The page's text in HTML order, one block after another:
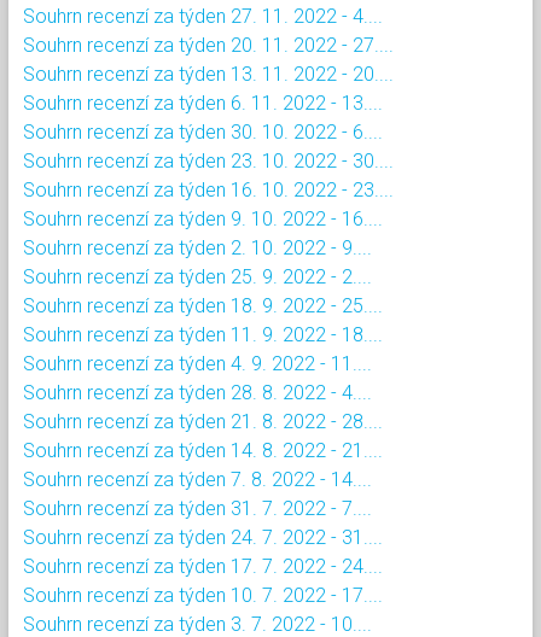
Souhrn recenzí za týden 27. 11. 2022 - 4....
Souhrn recenzí za týden 20. 11. 2022 - 27....
Souhrn recenzí za týden 13. 11. 2022 - 20....
Souhrn recenzí za týden 6. 11. 2022 - 13....
Souhrn recenzí za týden 30. 10. 2022 - 6....
Souhrn recenzí za týden 23. 10. 2022 - 30....
Souhrn recenzí za týden 16. 10. 2022 - 23....
Souhrn recenzí za týden 9. 10. 2022 - 16....
Souhrn recenzí za týden 2. 10. 2022 - 9....
Souhrn recenzí za týden 25. 9. 2022 - 2....
Souhrn recenzí za týden 18. 9. 2022 - 25....
Souhrn recenzí za týden 11. 9. 2022 - 18....
Souhrn recenzí za týden 4. 9. 2022 - 11....
Souhrn recenzí za týden 28. 8. 2022 - 4....
Souhrn recenzí za týden 21. 8. 2022 - 28....
Souhrn recenzí za týden 14. 8. 2022 - 21....
Souhrn recenzí za týden 7. 8. 2022 - 14....
Souhrn recenzí za týden 31. 7. 2022 - 7....
Souhrn recenzí za týden 24. 7. 2022 - 31....
Souhrn recenzí za týden 17. 7. 2022 - 24....
Souhrn recenzí za týden 10. 7. 2022 - 17....
Souhrn recenzí za týden 3. 7. 2022 - 10....